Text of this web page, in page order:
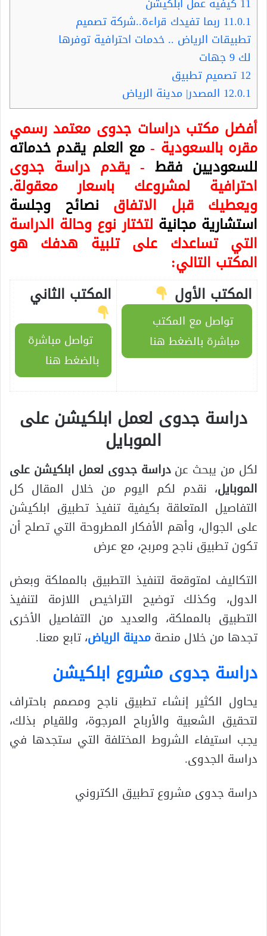
11.0.1 ربما تفيدك قراءة..شركة تصميم
تطبيقات الرياض .. خدمات احترافية توفرها
لك 9 جهات
12 تصميم تطبيق
12.0.1 المصدر| مدينة الرياض
أفضل مكتب دراسات جدوى معتمد رسمي
مقره بالسعودية - مع العلم يقدم خدماته
للسعوديين فقط- يقدم دراسة جدوى
احترافية لمشروعك باسعار معقولة.
ويعطيك قبل الاتفاق نصائح وجلسة
استشارية مجانية لتختار نوع وحالة الدراسة
التي تساعدك على تلبية هدفك هو
المكتب التالي:
المكتب الأول
تواصل مع المكتب
مباشرة بالضغط هنا
المكتب الثاني
تواصل مباشرة
بالضغط هنا
دراسة جدوى لعمل ابلكيشن على
الموبايل
لكل من يبحث عندراسة جدوى لعمل ابلكيشن على
الموبايل، نقدم لكم اليوم من خلال المقال كل
التفاصيل المتعلقة بكيفية تنفيذ تطبيق ابلكيشن
على الجوال، وأهم الأفكار المطروحة التي تصلح أن
تكون تطبيق ناجح ومربح، مع عرض
التكاليف لمتوقعة لتنفيذ التطبيق بالمملكة وبعض
الدول، وكذلك توضيح التراخيص اللازمة لتنفيذ
التطبيق بالمملكة، والعديد من التفاصيل الأخرى
تجدها من خلال منصةمدينة الرياض، تابع معنا.
دراسة جدوى مشروع ابلكيشن
يحاول الكثير إنشاء تطبيق ناجح ومصمم باحتراف
لتحقيق الشعبية والأرباح المرجوة، وللقيام بذلك،
يجب استيفاء الشروط المختلفة التي ستجدها في
دراسة الجدوى.
دراسة جدوى مشروع تطبيق الكتروني